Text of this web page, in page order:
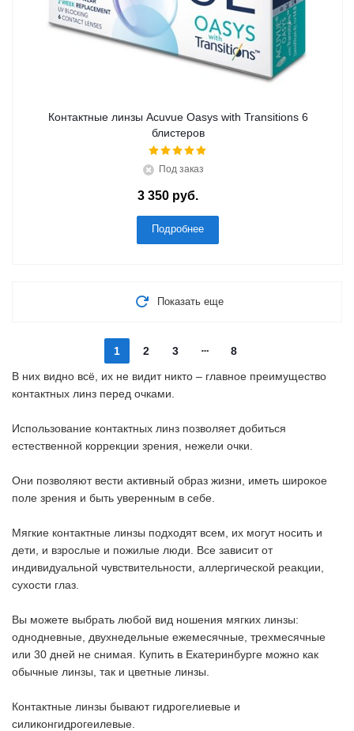
Контактные линзы Acuvue Oasys with Transitions 6
блистеров
Под заказ
3 350 руб.
Подробнее
Показать еще
1 2 3
8
В них видно всё, их не видит никто – главное преимущество
контактных линз перед очками.
Использование контактных линз позволяет добиться
естественной коррекции зрения, нежели очки.
Они позволяют вести активный образ жизни, иметь широкое
поле зрения и быть уверенным в себе.
Мягкие контактные линзы подходят всем, их могут носить и
дети, и взрослые и пожилые люди. Все зависит от
индивидуальной чувствительности, аллергической реакции,
сухости глаз.
Вы можете выбрать любой вид ношения мягких линзы:
однодневные, двухнедельные ежемесячные, трехмесячные
или 30 дней не снимая. Купить в Екатеринбурге можно как
обычные линзы, так и цветные линзы.
Контактные линзы бывают гидрогелиевые и
силиконгидрогеилевые.